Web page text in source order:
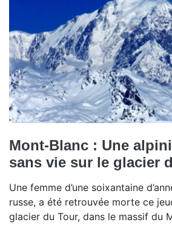
Mont-Blanc : Une
sans vie sur le glacier
Une femme d’une soixantaine
russe, a été retrouvée morte ce
glacier du Tour, dans le massif du